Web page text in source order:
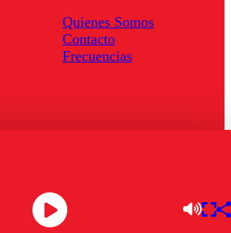
Quienes Somos
Contacto
Frecuencias